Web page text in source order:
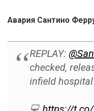
Авария Сантино
REPLAY:
checked,
infield